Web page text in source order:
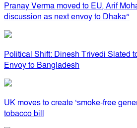
Pranay Verma moved to EU, Arif
discussion as next envoy to Dhaka”
Political Shift: Dinesh Trivedi Slated
Envoy to Bangladesh
UK moves to create ‘smoke-free
tobacco bill